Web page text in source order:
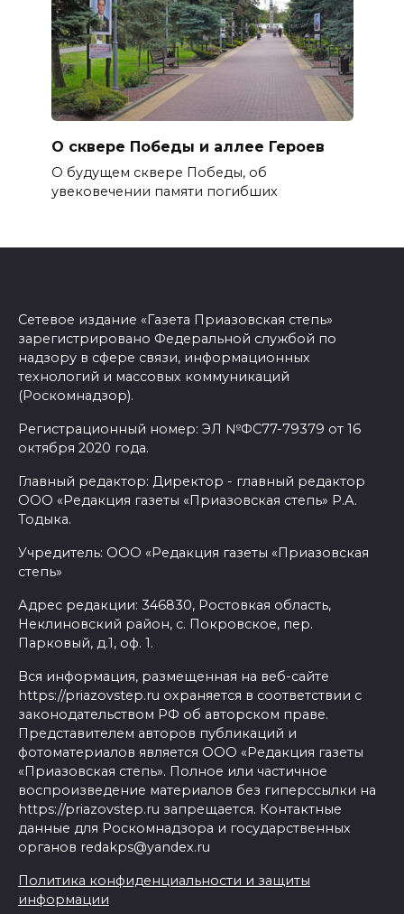
О сквере Победы и аллее Героев
О будущем сквере Победы, об
увековечении памяти погибших
Сетевое издание «Газета Приазовская степь»
зарегистрировано Федеральной службой по
надзору в сфере связи, информационных
технологий и массовых коммуникаций
(Роскомнадзор).
Регистрационный номер: ЭЛ №ФС77-79379 от 16
октября 2020 года.
Главный редактор: Директор - главный редактор
ООО «Редакция газеты «Приазовская степь» Р.А.
Тодыка.
Учредитель: ООО «Редакция газеты «Приазовская
степь»
Адрес редакции: 346830, Ростовкая область,
Неклиновский район, с. Покровское, пер.
Парковый, д.1, оф. 1.
Вся информация, размещенная на веб-сайте
https://priazovstep.ru охраняется в соответствии с
законодательством РФ об авторском праве.
Представителем авторов публикаций и
фотоматериалов является ООО «Редакция газеты
«Приазовская степь». Полное или частичное
воспроизведение материалов без гиперссылки на
https://priazovstep.ru запрещается. Контактные
данные для Роскомнадзора и государственных
органов redakps@yandex.ru
Политика конфиденциальности и защиты
информации